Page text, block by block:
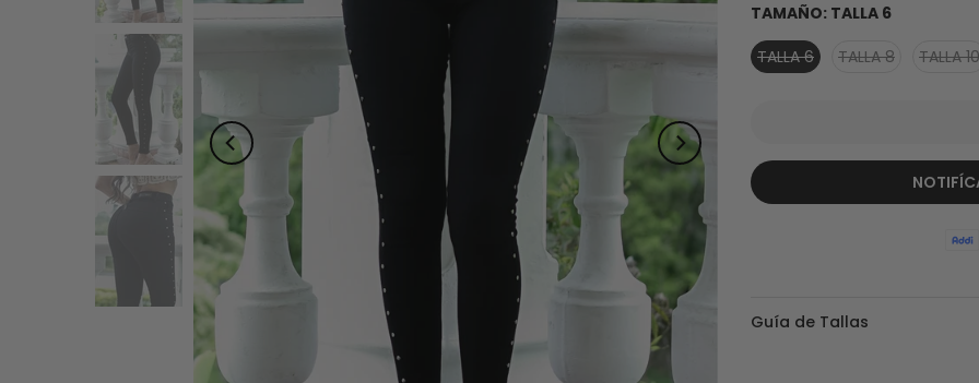
TAMAÑO: TALLA 6
TALLA 6
TALLA 8 TALLA 10
Guía de Tallas